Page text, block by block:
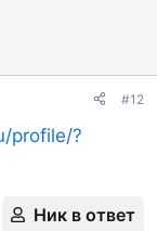
#12
profile/?
Ник в ответ